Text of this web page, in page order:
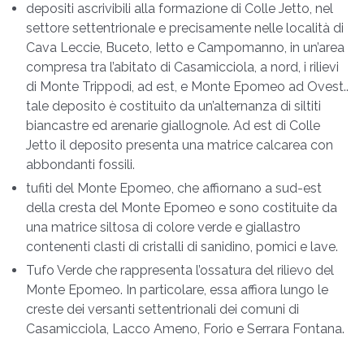
depositi ascrivibili alla formazione di Colle Jetto, nel
settore settentrionale e precisamente nelle località di
Cava Leccie, Buceto, Ietto e Campomanno, in un’area
compresa tra l’abitato di Casamicciola, a nord, i rilievi
di Monte Trippodi, ad est, e Monte Epomeo ad Ovest..
tale deposito è costituito da un’alternanza di siltiti
biancastre ed arenarie giallognole. Ad est di Colle
Jetto il deposito presenta una matrice calcarea con
abbondanti fossili.
tufiti del Monte Epomeo, che affiornano a sud-est
della cresta del Monte Epomeo e sono costituite da
una matrice siltosa di colore verde e giallastro
contenenti clasti di cristalli di sanidino, pomici e lave.
Tufo Verde che rappresenta l’ossatura del rilievo del
Monte Epomeo. In particolare, essa affiora lungo le
creste dei versanti settentrionali dei comuni di
Casamicciola, Lacco Ameno, Forio e Serrara Fontana.